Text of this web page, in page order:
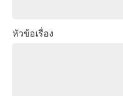
หัวข้อเรื่อง